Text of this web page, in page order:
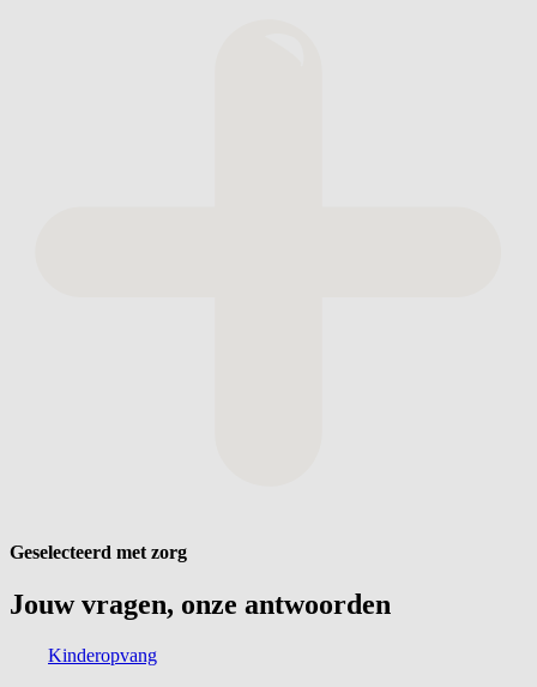
Geselecteerd met zorg
Jouw vragen, onze antwoorden
Kinderopvang